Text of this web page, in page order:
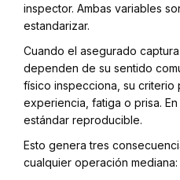
inspector. Ambas variables
estandarizar.
Cuando el asegurado
dependen de su sentido
físico inspecciona, su criterio
experiencia, fatiga o prisa.
estándar reproducible.
Esto genera tres
cualquier operación mediana: